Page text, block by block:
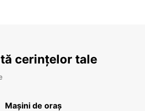
cerințelor tale
Mașini de oraș